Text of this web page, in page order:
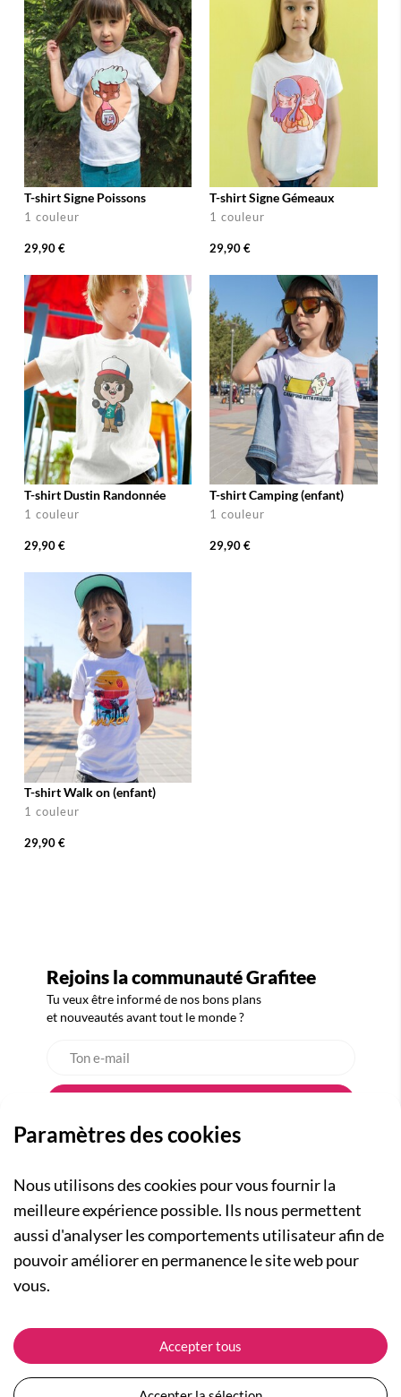
T-shirt Signe Poissons
1 couleur
29,90 €
T-shirt Signe Gémeaux
1 couleur
29,90 €
T-shirt Dustin Randonnée
1 couleur
29,90 €
T-shirt Camping (enfant)
1 couleur
29,90 €
T-shirt Walk on (enfant)
1 couleur
29,90 €
Rejoins la communauté Grafitee
Tu veux être informé de nos bons plans
et nouveautés avant tout le monde ?
A PROPOS
Qui sommes-nous ?
Actualités
Nos engagements
Plan du site
NOS RUBRIQUES
Collection Femme
Collection Enfants
Les Totebags
ASSISTANCE
Suivre ma commande
Expédition et livraison
Paramètres des cookies
Nous utilisons des cookies pour vous fournir la
meilleure expérience possible. Ils nous permettent
aussi d'analyser les comportements utilisateur afin de
pouvoir améliorer en permanence le site web pour
vous.
Accepter tous